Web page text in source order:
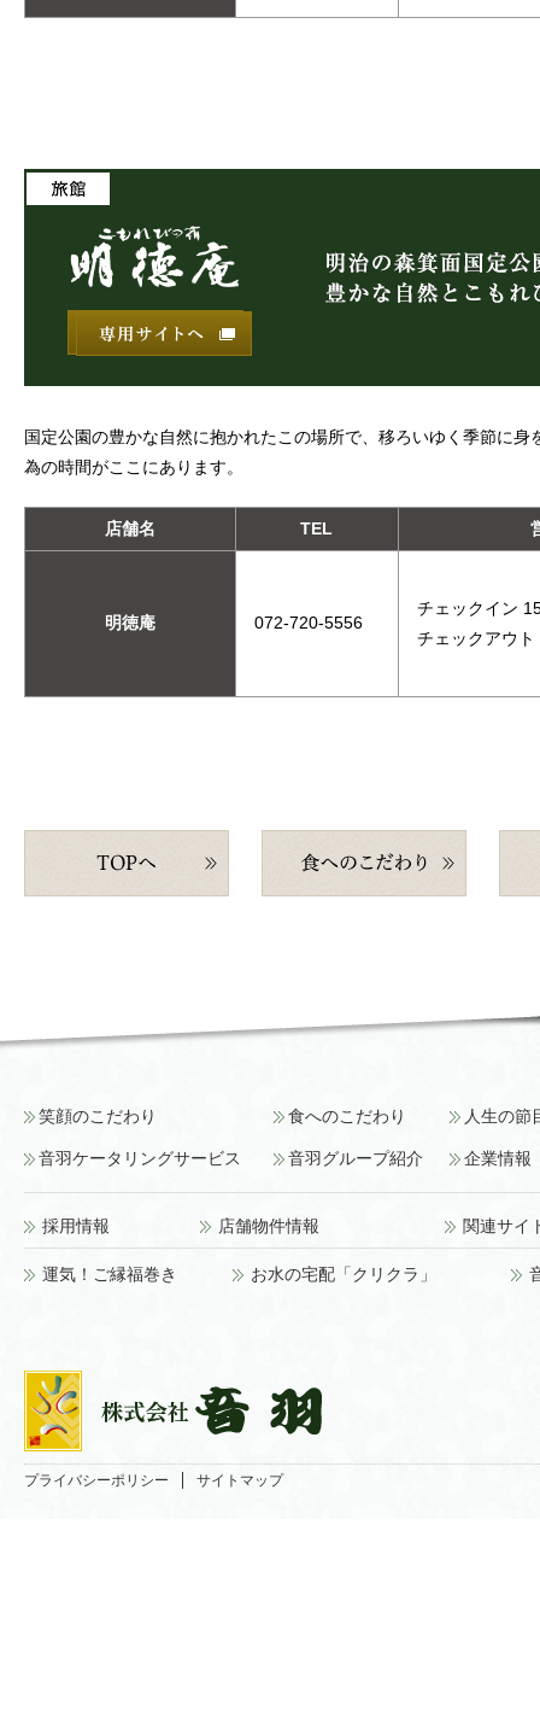
国定公園の豊かな自然に抱かれたこの場所で、移ろいゆく季節に
為の時間がここにあります。
店舗名 TEL
明徳庵 072-720-5556
チェックイン
チェックアウト
笑顔のこだわり 食へのこだわり 人生の節
音羽ケータリングサービス 音羽グループ紹介 企業情報
採用情報 店舗物件情報 関連サイ
運気！ご縁福巻き お水の宅配「クリクラ」
プライバシーポリシー サイトマップ